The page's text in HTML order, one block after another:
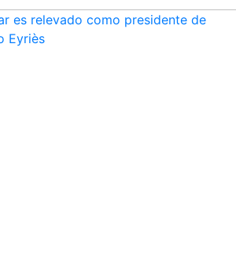
es relevado como presidente de
Eyriès